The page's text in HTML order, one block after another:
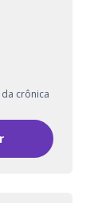
crônica